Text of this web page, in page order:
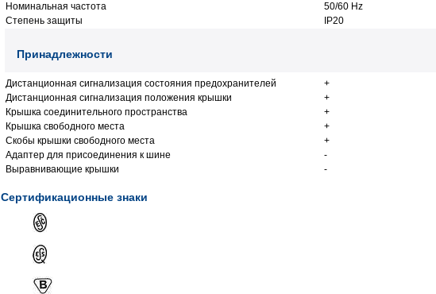
Номинальная частота
50/60 Hz
Степень защиты
IP20
Принадлежности
Дистанционная сигнализация состояния предохранителей
+
Дистанционная сигнализация положения крышки
+
Крышка соединительного пространства
+
Крышка свободного места
+
Скобы крышки свободного места
+
Адаптер для присоединения к шине
-
Выравнивающие крышки
-
Сертификационные знаки